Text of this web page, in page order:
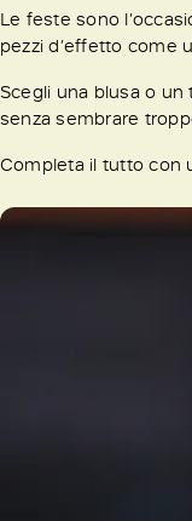
Le feste sono
pezzi d’effetto come
Scegli una blusa o
senza sembrare
Completa il tutto con